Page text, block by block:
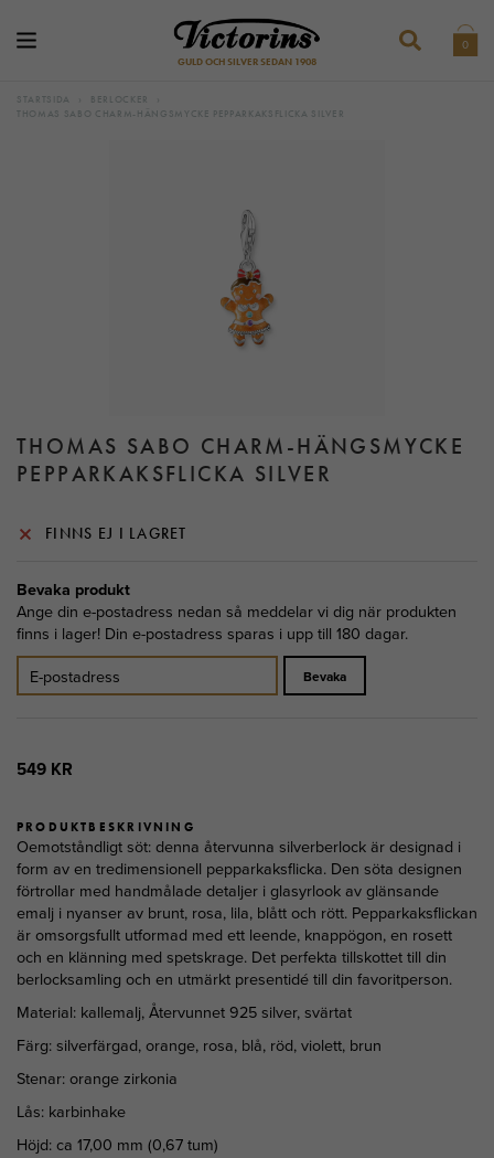
GULD OCH SILVER SEDAN 1908
0
STARTSIDA BERLOCKER
THOMAS SABO CHARM-HÄNGSMYCKE PEPPARKAKSFLICKA SILVER
THOMAS SABO CHARM-HÄNGSMYCKE
PEPPARKAKSFLICKA SILVER
PRODUKTBESKRIVNING
Oemotståndligt söt: denna återvunna silverberlock är designad i
form av en tredimensionell pepparkaksflicka. Den söta designen
förtrollar med handmålade detaljer i glasyrlook av glänsande
emalj i nyanser av brunt, rosa, lila, blått och rött. Pepparkaksflickan
är omsorgsfullt utformad med ett leende, knappögon, en rosett
och en klänning med spetskrage. Det perfekta tillskottet till din
berlocksamling och en utmärkt presentidé till din favoritperson.
Material: kallemalj, Återvunnet 925 silver, svärtat
Färg: silverfärgad, orange, rosa, blå, röd, violett, brun
Stenar: orange zirkonia
Lås: karbinhake
Höjd: ca 17,00 mm (0,67 tum)
549 KR
FINNS EJ I LAGRET
Bevaka produkt
Ange din e-postadress nedan så meddelar vi dig när produkten
finns i lager! Din e-postadress sparas i upp till 180 dagar.
Bevaka